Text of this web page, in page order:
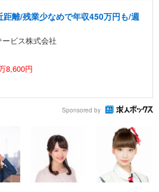
離/残業少なめで年収450万円も/週
ビス株式会社
8,600円
Sponsored by